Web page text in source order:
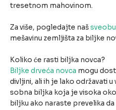
tresetnom mahovinom.
Za više, pogledajte naš
mešavinu zemljišta za biljke
Koliko će rasti biljka novca?
Biljke drveća novca mogu
divljini, ali ih je lako održavati
sobna biljka koja je visoka
biljku ako naraste prevelika